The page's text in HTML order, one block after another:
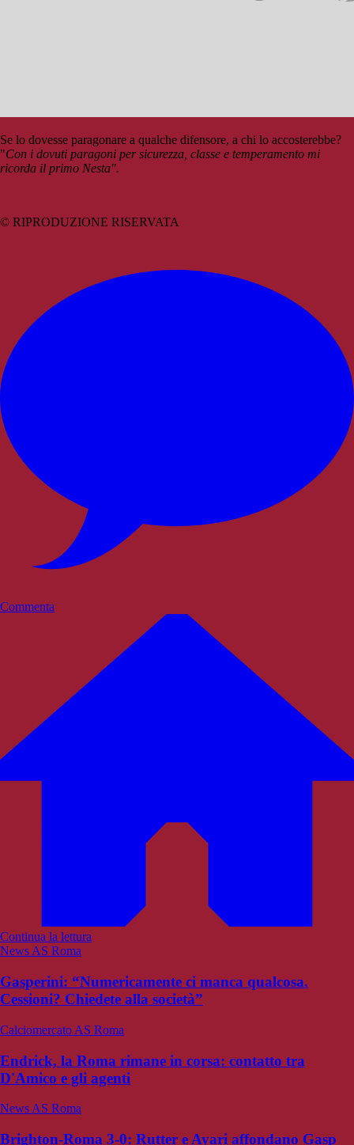
Se lo dovesse paragonare a qualche difensore, a chi lo accosterebbe?
"Con i dovuti paragoni per sicurezza, classe e temperamento mi
ricorda il primo Nesta".
© RIPRODUZIONE RISERVATA
Commenta
Continua la lettura
News AS Roma
Gasperini: “Numericamente ci manca qualcosa.
Cessioni? Chiedete alla società”
Calciomercato AS Roma
Endrick, la Roma rimane in corsa: contatto tra
D'Amico e gli agenti
News AS Roma
Brighton-Roma 3-0: Rutter e Ayari affondano Gasp